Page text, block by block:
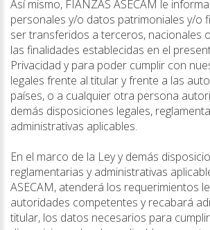
Así mismo, FIANZAS ASECAM le
personales y/o datos patrimoniales y/o
ser transferidos a terceros, nacionales
las finalidades establecidas en el
Privacidad y para poder cumplir con
legales frente al titular y frente a las
países, o a cualquier otra persona
demás disposiciones legales,
administrativas aplicables.
En el marco de la Ley y demás
reglamentarias y administrativas
ASECAM, atenderá los requerimientos
autoridades competentes y recabará
titular, los datos necesarios para